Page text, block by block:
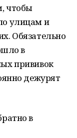
чтобы
улицам и
Обязательно
в
прививок
дежурят
в